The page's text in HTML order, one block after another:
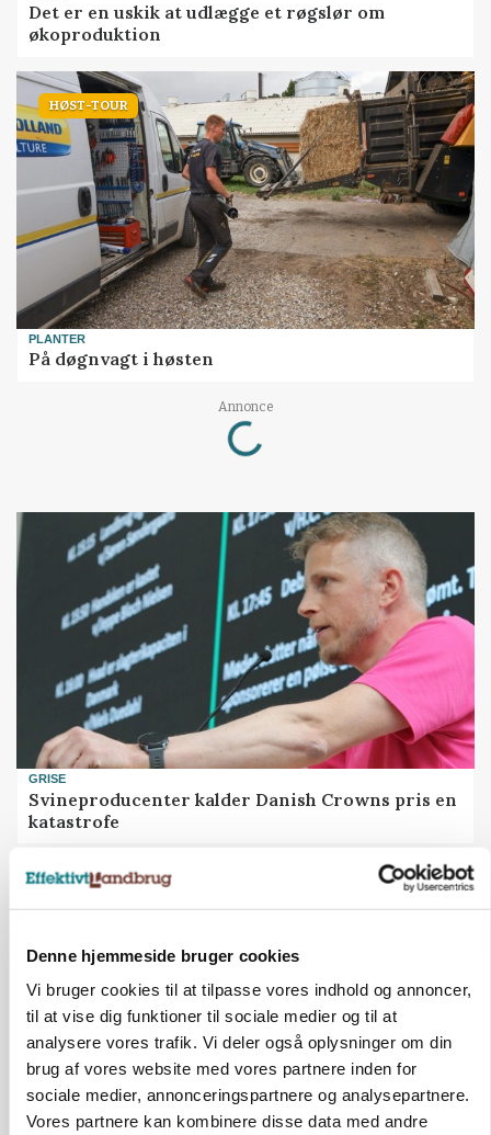
Denne hjemmeside bruger cookies
Vi bruger cookies til at tilpasse vores indhold og annoncer,
til at vise dig funktioner til sociale medier og til at
analysere vores trafik. Vi deler også oplysninger om din
brug af vores website med vores partnere inden for
sociale medier, annonceringspartnere og analysepartnere.
Vores partnere kan kombinere disse data med andre
Det er en uskik at udlægge et røgslør om
økoproduktion
HØST-TOUR
PLANTER
På døgnvagt i høsten
Annonce
Loading...
GRISE
Svineproducenter kalder Danish Crowns pris en
katastrofe